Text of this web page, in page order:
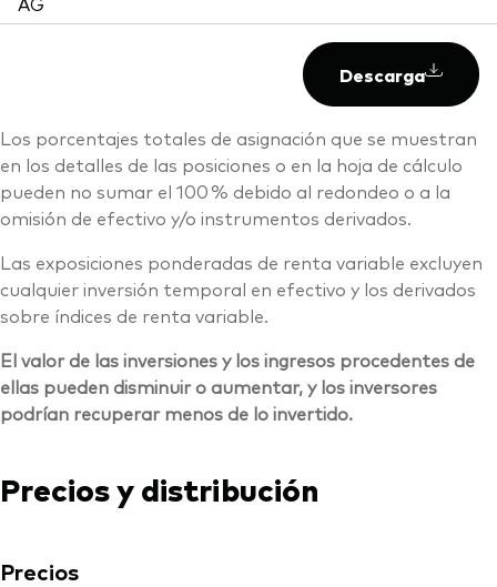
Descarga
Los porcentajes totales de asignación que se muestran
en los detalles de las posiciones o en la hoja de cálculo
pueden no sumar el 100 % debido al redondeo o a la
omisión de efectivo y/o instrumentos derivados.
Las exposiciones ponderadas de renta variable excluyen
cualquier inversión temporal en efectivo y los derivados
sobre índices de renta variable.
El valor de las inversiones y los ingresos procedentes de
ellas pueden disminuir o aumentar, y los inversores
podrían recuperar menos de lo invertido.
Precios y distribución
Precios